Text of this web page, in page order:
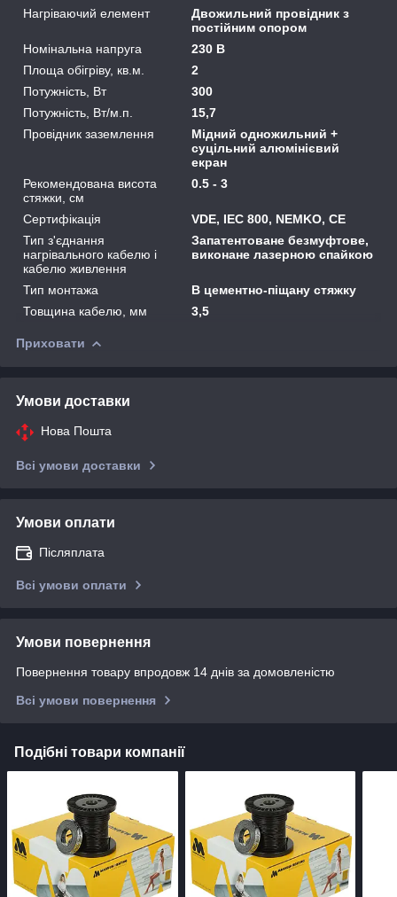
Нагріваючий елемент
Двожильний провідник з
постійним опором
Номінальна напруга
230 В
Площа обігріву, кв.м.
2
Потужність, Вт
300
Потужність, Вт/м.п.
15,7
Провідник заземлення
Мідний одножильний +
суцільний алюмінієвий
екран
Рекомендована висота
стяжки, см
0.5 - 3
Сертифікація
VDE, IEC 800, NEMKO, CE
Тип з'єднання
нагрівального кабелю і
кабелю живлення
Запатентоване безмуфтове,
виконане лазерною спайкою
Тип монтажа
В цементно-піщану стяжку
Товщина кабелю, мм
3,5
Приховати
Умови доставки
Нова Пошта
Всі умови доставки
Умови оплати
Післяплата
Всі умови оплати
Умови повернення
Повернення товару впродовж 14 днів за домовленістю
Всі умови повернення
Подібні товари компанії